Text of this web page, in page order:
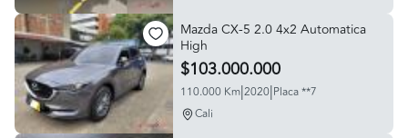
Mazda CX-5 2.0 4x2 Automatica
High
$103.000.000
110.000 Km|2020|Placa **7
Cali